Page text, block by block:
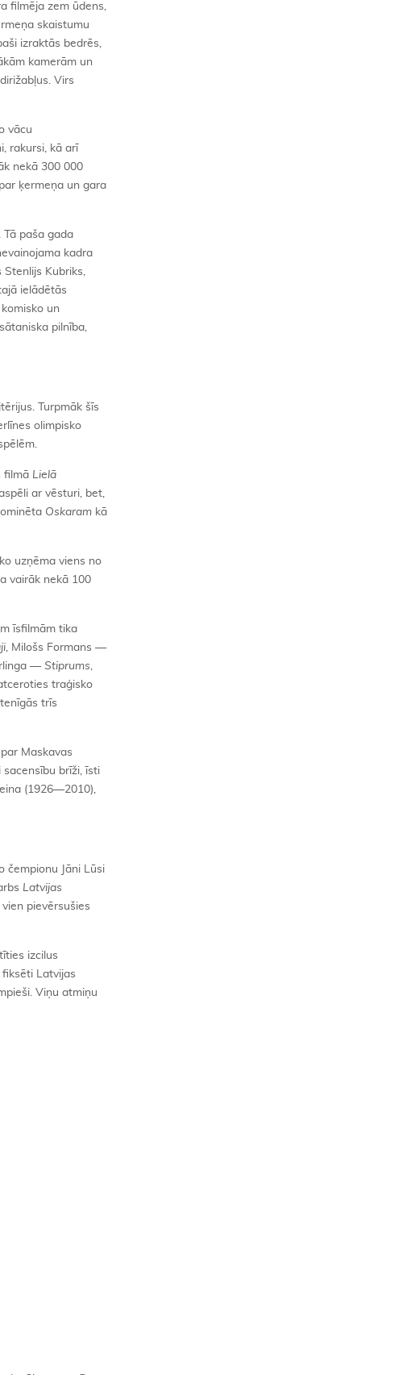
filmēja zem ūdens,
skaistumu
izraktās bedrēs,
kamerām un
Virs
vācu
rakursi, kā arī
nekā 300 000
ķermeņa un gara
Tā paša gada
kadra
Kubriks,
ielādētās
un
pilnība,
Turpmāk šīs
olimpisko
filmā Lielā
ar vēsturi, bet,
Oskaram kā
uzņēma viens no
vairāk nekā 100
īsfilmām tika
, Milošs Formans —
— Stiprums,
traģisko
trīs
Maskavas
brīži, īsti
(1926—2010),
čempionu Jāni Lūsi
Latvijas
pievērsušies
izcilus
Latvijas
Viņu atmiņu